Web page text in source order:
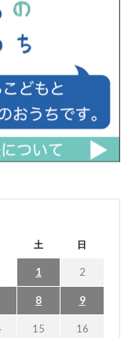
土 日
1 2
8 9
15 16